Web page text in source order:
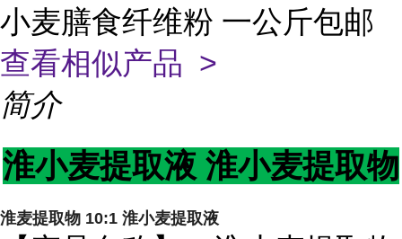
小麦膳食纤维粉 一公斤包邮
查看相似产品 >
简介
淮小麦提取液 淮小麦提取物
淮麦提取物 10:1 淮小麦提取液